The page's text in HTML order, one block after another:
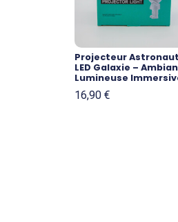
Projecteur
LED Galaxie –
Lumineuse
16,90 €